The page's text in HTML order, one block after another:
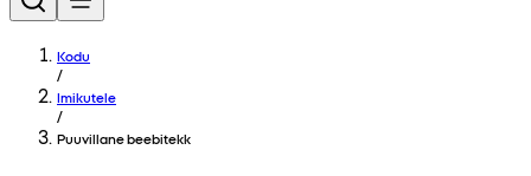
Kodu
/
Imikutele
/
Puuvillane beebitekk